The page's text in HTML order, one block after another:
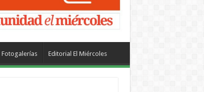
Fotogalerías Editorial El Miércoles